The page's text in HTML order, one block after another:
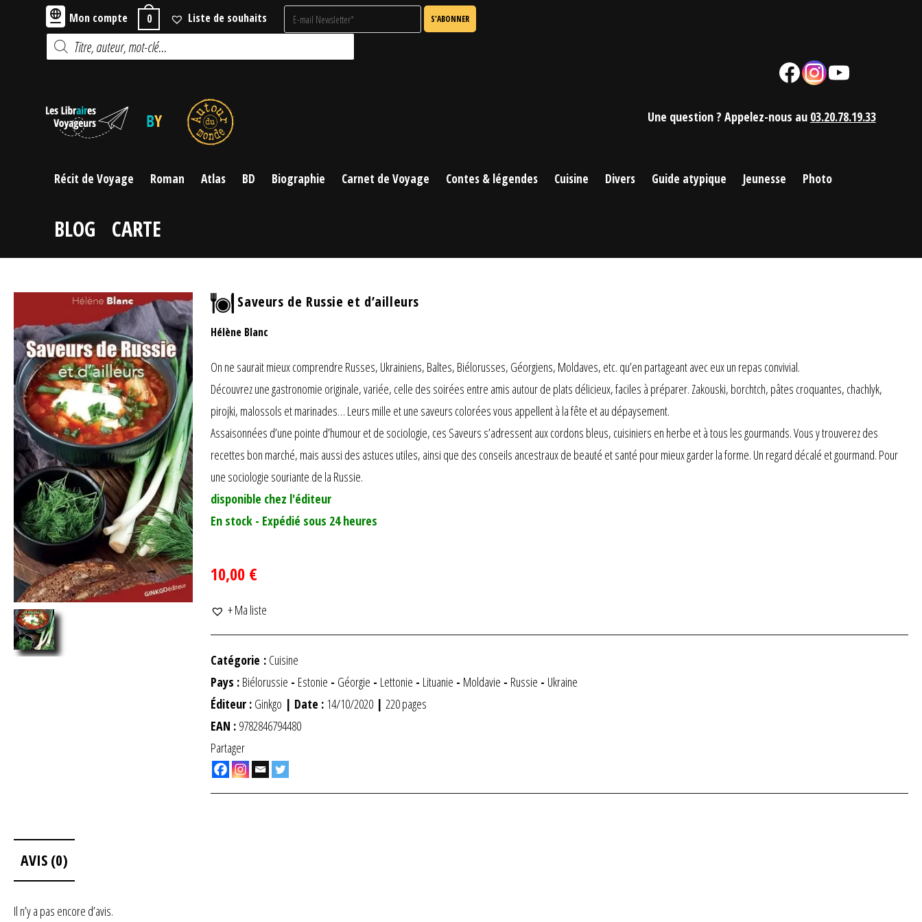
Mon compte 0 Liste de souhaits
Recherche
de
produits
FacebookInstagramYouTube
Une question ? Appelez-nous au 03.20.78.19.33
Récit de Voyage Roman Atlas BD Biographie Carnet de Voyage Contes & légendes Cuisine Divers Guide atypique Jeunesse Photo
BLOG CARTE
Saveurs de Russie et d’ailleurs
Hélène Blanc
On ne saurait mieux comprendre Russes, Ukrainiens, Baltes, Biélorusses, Géorgiens, Moldaves, etc. qu’en partageant avec eux un repas convivial.
Découvrez une gastronomie originale, variée, celle des soirées entre amis autour de plats délicieux, faciles à préparer. Zakouski, borchtch, pâtes croquantes, chachlyk,
pirojki, malossols et marinades… Leurs mille et une saveurs colorées vous appellent à la fête et au dépaysement.
Assaisonnées d’une pointe d’humour et de sociologie, ces Saveurs s’adressent aux cordons bleus, cuisiniers en herbe et à tous les gourmands. Vous y trouverez des
recettes bon marché, mais aussi des astuces utiles, ainsi que des conseils ancestraux de beauté et santé pour mieux garder la forme. Un regard décalé et gourmand. Pour
une sociologie souriante de la Russie.
disponible chez l'éditeur
En stock - Expédié sous 24 heures
10,00 €
+ Ma liste
Catégorie : Cuisine
Pays : Biélorussie - Estonie - Géorgie - Lettonie - Lituanie - Moldavie - Russie - Ukraine
Éditeur : Ginkgo | Date : 14/10/2020| 220 pages
EAN : 9782846794480
Partager
AVIS (0)
Il n’y a pas encore d’avis.